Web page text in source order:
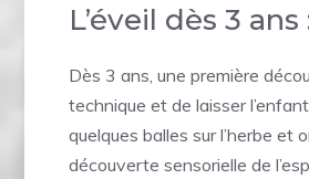
L’éveil dès 3
Dès 3 ans, une première
technique et de laisser
quelques balles sur l’herbe et
découverte sensorielle de